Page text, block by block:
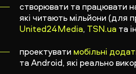
створювати та працювати
які читають мільйони (для
United24Media, TSN.ua та
проектувати мобільні
та Android, які реально